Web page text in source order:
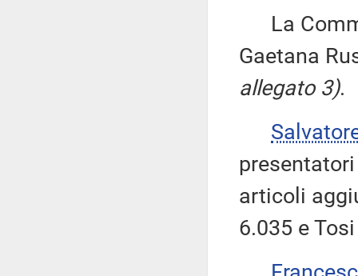
La
Gaetana
allegato 3).
articoli
6.035 e